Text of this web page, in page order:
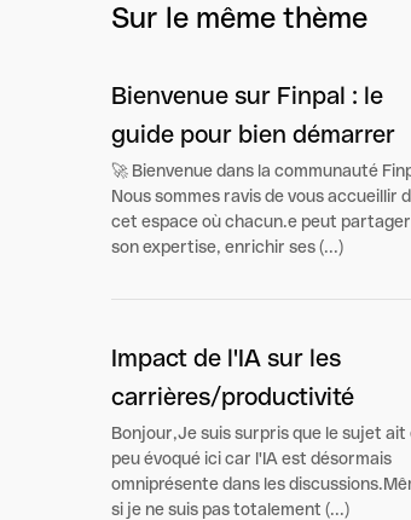
Sur le même thème
Bienvenue sur Finpal : le
guide pour bien démarrer
🚀 Bienvenue dans la communauté
Nous sommes ravis de vous accueillir
cet espace où chacun.e peut partager
son expertise, enrichir ses (...)
Impact de l'IA sur les
carrières/productivité
Bonjour,Je suis surpris que le sujet ait
peu évoqué ici car l'IA est désormais
omniprésente dans les
si je ne suis pas totalement (...)